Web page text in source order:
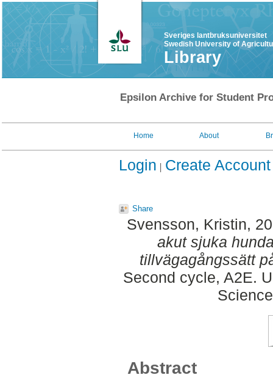
Sveriges lantbruksuniversitet
Swedish University of
Library
Epsilon Archive for Student
Home About
Login Create Account
Share
Svensson, Kristin,
akut sjuka
tillvägagångssätt
Second cycle, A2E.
Abstract